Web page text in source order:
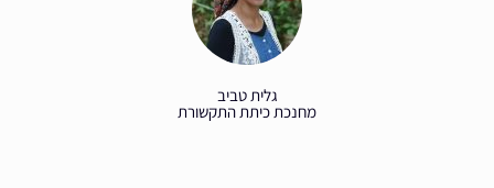
גלית טביב
מחנכת כיתת התקשורת